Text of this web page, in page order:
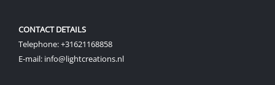
CONTACT DETAILS
Telephone: +31621168858
E-mail: info@lightcreations.nl